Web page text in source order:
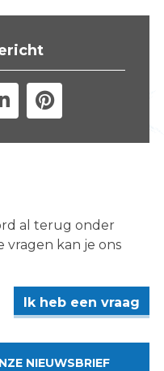
s
al terug onder
vragen kan je ons
Ik heb een vraag
NIEUWSBRIEF